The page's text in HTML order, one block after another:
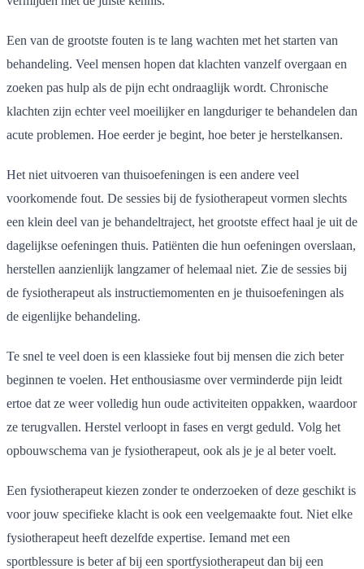
Een van de grootste fouten is te lang wachten met het starten van
behandeling. Veel mensen hopen dat klachten vanzelf overgaan en
zoeken pas hulp als de pijn echt ondraaglijk wordt. Chronische
klachten zijn echter veel moeilijker en langduriger te behandelen dan
acute problemen. Hoe eerder je begint, hoe beter je herstelkansen.
Het niet uitvoeren van thuisoefeningen is een andere veel
voorkomende fout. De sessies bij de fysiotherapeut vormen slechts
een klein deel van je behandeltraject, het grootste effect haal je uit de
dagelijkse oefeningen thuis. Patiënten die hun oefeningen overslaan,
herstellen aanzienlijk langzamer of helemaal niet. Zie de sessies bij
de fysiotherapeut als instructiemomenten en je thuisoefeningen als
de eigenlijke behandeling.
Te snel te veel doen is een klassieke fout bij mensen die zich beter
beginnen te voelen. Het enthousiasme over verminderde pijn leidt
ertoe dat ze weer volledig hun oude activiteiten oppakken, waardoor
ze terugvallen. Herstel verloopt in fases en vergt geduld. Volg het
opbouwschema van je fysiotherapeut, ook als je je al beter voelt.
Een fysiotherapeut kiezen zonder te onderzoeken of deze geschikt is
voor jouw specifieke klacht is ook een veelgemaakte fout. Niet elke
fysiotherapeut heeft dezelfde expertise. Iemand met een
sportblessure is beter af bij een sportfysiotherapeut dan bij een